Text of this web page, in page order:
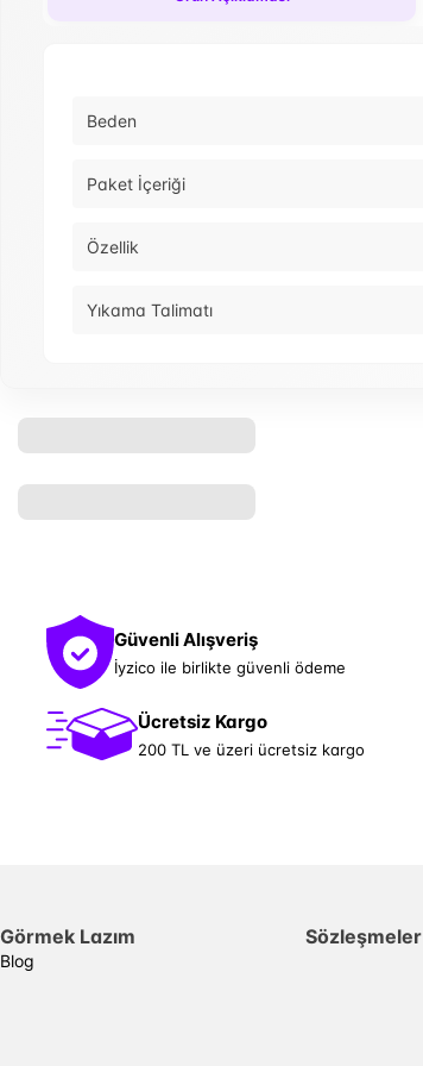
Beden
Paket İçeriği
Özellik
Yıkama Talimatı
Güvenli Alışveriş
İyzico ile birlikte güvenli ödeme
Ücretsiz Kargo
200 TL ve üzeri ücretsiz kargo
Görmek Lazım
Blog
Sözleşmeler